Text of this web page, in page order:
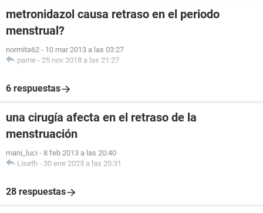
metronidazol causa retraso en el periodo
menstrual?
normita62 - 10 mar 2013 a las 03:27
pame - 25 nov 2018 a las 21:27
6 respuestas
una cirugía afecta en el retraso de la
menstruación
mani_luci - 8 feb 2013 a las 20:40
Liseth - 30 ene 2023 a las 20:31
28 respuestas